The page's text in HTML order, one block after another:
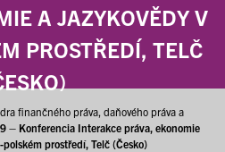
A JAZYKOVĚDY V
PROSTŘEDÍ, TELČ
finančného práva, daňového práva a
– Konferencia Interakce práva, ekonomie
prostředí, Telč (Česko)